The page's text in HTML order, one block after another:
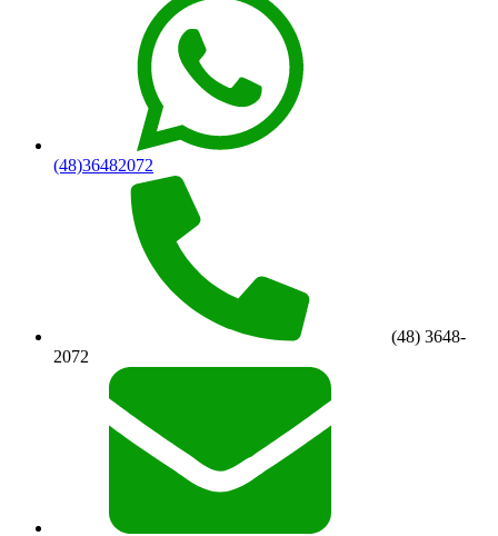
(48)36482072
(48) 3648-
2072